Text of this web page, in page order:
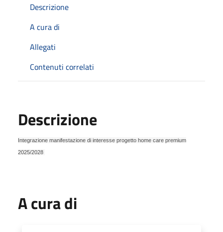
Descrizione
A cura di
Allegati
Contenuti correlati
Descrizione
Integrazione manifestazione di interesse progetto home care premium
2025/2028
A cura di